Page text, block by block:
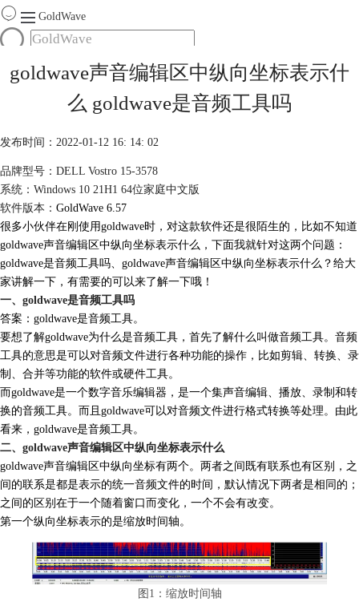
GoldWave
产品
购买
goldwave声音编辑区中纵向坐标表示什
么 goldwave是音频工具吗
发布时间：2022-01-12 16: 14: 02
品牌型号：DELL Vostro 15-3578
系统：Windows 10 21H1 64位家庭中文版
软件版本： GoldWave 6.57
很多小伙伴在刚使用goldwave时，对这款软件还是很陌生的，比如不知道
goldwave声音编辑区中纵向坐标表示什么，下面我就针对这两个问题：
goldwave是音频工具吗、goldwave声音编辑区中纵向坐标表示什么？给大
家讲解一下，有需要的可以来了解一下哦！
一、goldwave是音频工具吗
答案：goldwave是音频工具。
要想了解goldwave为什么是音频工具，首先了解什么叫做音频工具。音频
工具的意思是可以对音频文件进行各种功能的操作，比如剪辑、转换、录
制、合并等功能的软件或硬件工具。
而goldwave是一个数字音乐编辑器，是一个集声音编辑、播放、录制和转
换的音频工具。而且goldwave可以对音频文件进行格式转换等处理。由此
看来，goldwave是音频工具。
二、goldwave声音编辑区中纵向坐标表示什么
goldwave声音编辑区中纵向坐标有两个。两者之间既有联系也有区别，之
间的联系是都是表示的统一音频文件的时间，默认情况下两者是相同的；
之间的区别在于一个随着窗口而变化，一个不会有改变。
第一个纵向坐标表示的是缩放时间轴。
图1：缩放时间轴